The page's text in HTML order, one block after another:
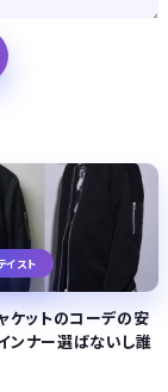
イスト
ケットのコーデの安
ンナー選ばないし誰